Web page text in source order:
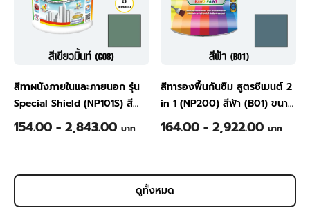
สีทาผนังภายในและภายนอก รุ่น
Special Shield (NP101S) สี
เขียวมิ้นท์ (G08) ขนาด 1/4
แกลลอน
TPI Special Shield
154.00 - 2,843.00 บาท
สีทารองพื้นกันซึม สูตรซีเมนต์ 2
in 1 (NP200) สีฟ้า (B01) ขนาด
1/4 แกลลอน
164.00 - 2,922.00 บาท
ดูทั้งหมด